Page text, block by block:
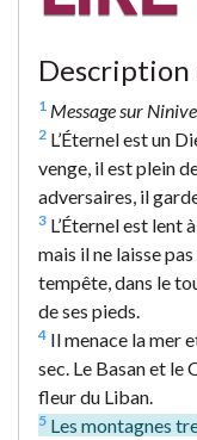
Description
1 Message sur
2 L’Éternel est un
venge, il est plein
adversaires, il
3 L’Éternel est lent
mais il ne laisse
tempête, dans le
de ses pieds.
4 Il menace la mer
sec. Le Basan et
fleur du Liban.
5 Les montagnes